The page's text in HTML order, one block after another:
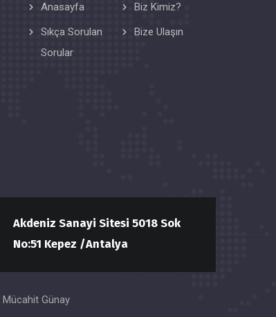
Anasayfa
Biz Kimiz?
Sıkça Sorulan
Sorular
Bize Ulaşın
Akdeniz Sanayi Sitesi 5018 Sok
No:51 Kepez /Antalya
Mücahit Günay